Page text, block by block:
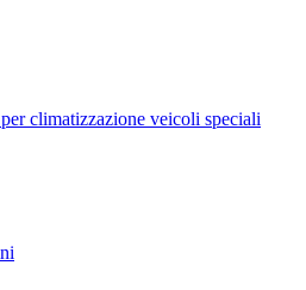
climatizzazione veicoli speciali